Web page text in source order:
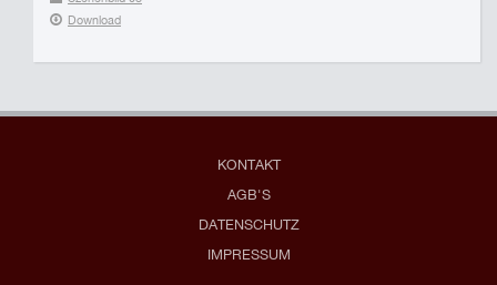
Download
KONTAKT
AGB'S
DATENSCHUTZ
IMPRESSUM